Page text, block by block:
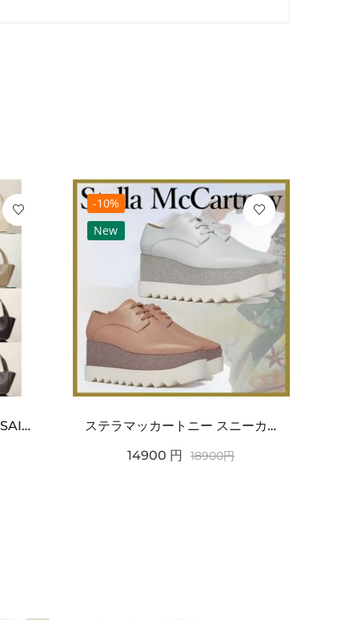
ワンポイントチャーム付き SAINT LAURENT サンローラン コピー バッグ シンプルラグ...
-10%
New
ステラマッカートニー スニーカー 偽物エリスグリッタープラットフォーム810038KP02717...
14900 円 18900円